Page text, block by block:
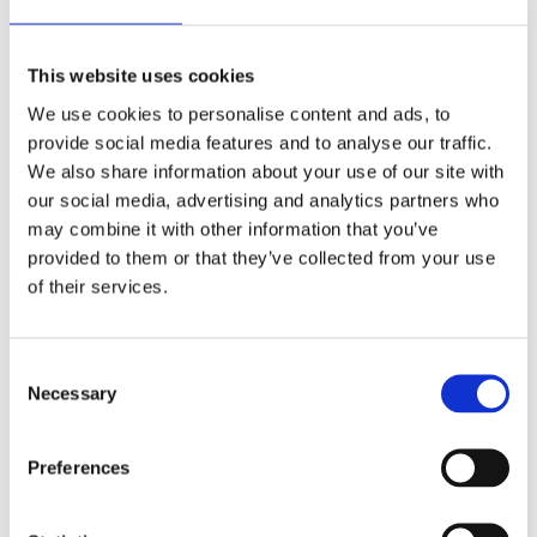
This website uses cookies
We use cookies to personalise content and ads, to
provide social media features and to analyse our traffic.
We also share information about your use of our site with
our social media, advertising and analytics partners who
may combine it with other information that you’ve
provided to them or that they’ve collected from your use
of their services.
Selection
Necessary
Preferences
Desk-Mate R sirklet A4 notatblokk
14kr–52kr
Velg alternativ